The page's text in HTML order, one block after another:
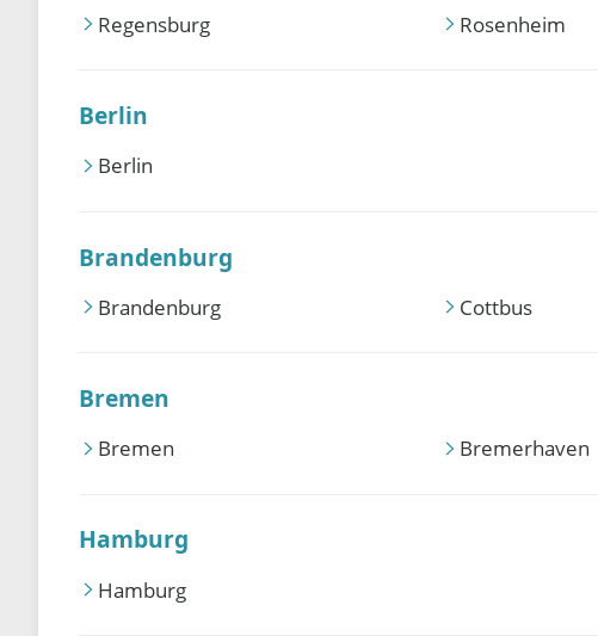
Regensburg
Rosenheim
Berlin
Berlin
Brandenburg
Brandenburg Cottbus
Bremen
Bremen Bremerhaven
Hamburg
Hamburg